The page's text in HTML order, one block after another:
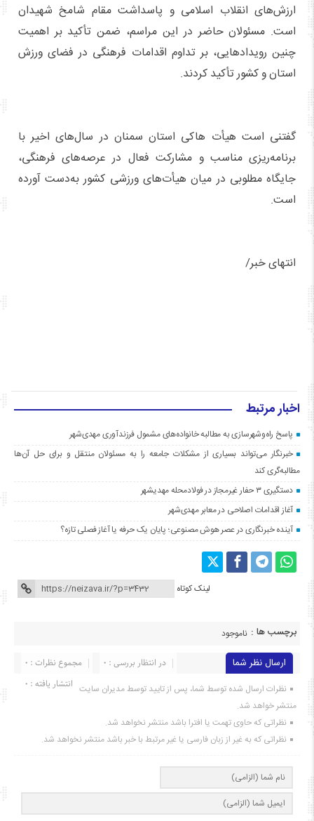
ارزش‌های انقلاب اسلامی و پاسداشت مقام شامخ شهیدان
است. مسئولان حاضر در این مراسم، ضمن تأکید بر اهمیت
چنین رویدادهایی، بر تداوم اقدامات فرهنگی در فضای ورزش
استان و کشور تأکید کردند.
گفتنی است هیأت هاکی استان سمنان در سال‌های اخیر با
برنامه‌ریزی مناسب و مشارکت فعال در عرصه‌های فرهنگی،
جایگاه مطلوبی در میان هیأت‌های ورزشی کشور به‌دست آورده
است.
انتهای خبر/
اخبار مرتبط
پاسخ راه‌وشهرسازی به مطالبه خانواده‌های مشمول فرزندآوری مهدی‌شهر
خبرنگار می‌تواند بسیاری از مشکلات جامعه را به مسئولان منتقل و برای حل آن‌ها
مطالبه‌گری کند
دستگیری ۳ حفار غیرمجاز در فولادمحله مهدیشهر
آغاز اقدامات اصلاحی در معابر مهدی‌شهر
آینده خبرنگاری در عصر هوش مصنوعی؛ پایان یک حرفه یا آغاز فصلی تازه؟
لینک کوتاه
برچسب ها : ناموجود
ارسال نظر شما مجموع نظرات : 0
در انتظار بررسی : 0
انتشار یافته : ۰ نظرات ارسال شده توسط شما، پس از تایید توسط مدیران سایت
منتشر خواهد شد.
نظراتی که حاوی تهمت یا افترا باشد منتشر نخواهد شد.
نظراتی که به غیر از زبان فارسی یا غیر مرتبط با خبر باشد منتشر نخواهد شد.